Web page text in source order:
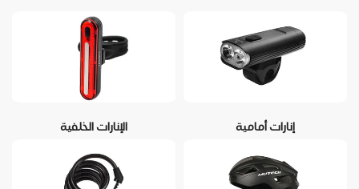
إنارات أمامية الإنارات الخلفية